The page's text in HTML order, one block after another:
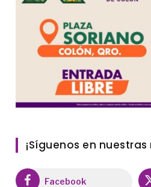
¡Síguenos en nuestras
Facebook